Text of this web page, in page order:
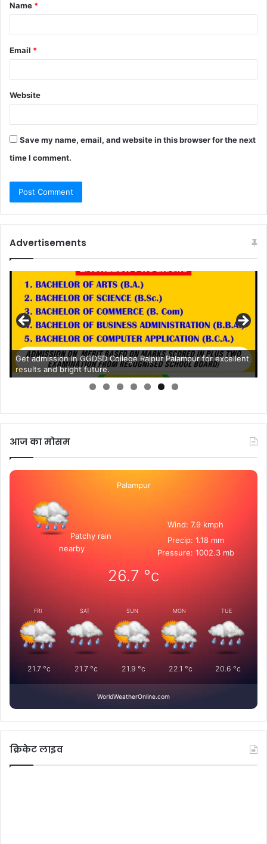
Name *
Email *
Website
Save my name, email, and website in this browser for the next
time I comment.
Advertisements
Get admission in GGDSD College Rajpur Palampur for excellent
results and bright future.
आज का मोसम
Palampur
Patchy rain
nearby
Wind: 7.9 kmph
Precip: 1.18 mm
Pressure: 1002.3 mb
26.7 °c
FRI
21.7 °c
SAT
21.7 °c
SUN
21.9 °c
MON
22.1 °c
TUE
20.6 °c
WorldWeatherOnline.com
क्रिकेट लाइव